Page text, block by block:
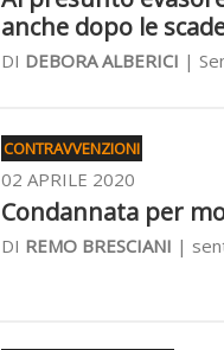
anche dopo le
DI DEBORA ALBERICI |
CONTRAVVENZIONI
02 APRILE 2020
Condannata per
DI REMO BRESCIANI |